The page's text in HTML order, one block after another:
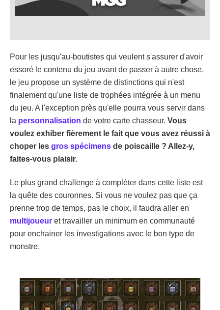
Pour les jusqu'au-boutistes qui veulent s'assurer d'avoir
essoré le contenu du jeu avant de passer à autre chose,
le jeu propose un système de distinctions qui n'est
finalement qu'une liste de trophées intégrée à un menu
du jeu. A l'exception près qu'elle pourra vous servir dans
la personnalisation de votre carte chasseur. Vous
voulez exhiber fièrement le fait que vous avez réussi à
choper les gros spécimens de poiscaille ? Allez-y,
faites-vous plaisir.
Le plus grand challenge à compléter dans cette liste est
la quête des couronnes. Si vous ne voulez pas que ça
prenne trop de temps, pas le choix, il faudra aller en
multijoueur et travailler un minimum en communauté
pour enchainer les investigations avec le bon type de
monstre.